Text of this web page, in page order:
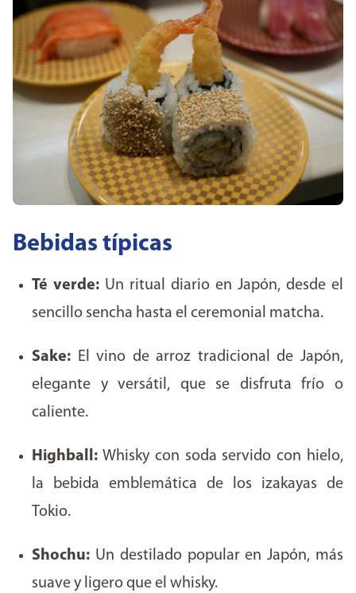
Bebidas típicas
Té verde: Un ritual diario en Japón, desde el
sencillo sencha hasta el ceremonial matcha.
Sake: El vino de arroz tradicional de Japón,
elegante y versátil, que se disfruta frío o
caliente.
Highball: Whisky con soda servido con hielo,
la bebida emblemática de los izakayas de
Tokio.
Shochu: Un destilado popular en Japón, más
suave y ligero que el whisky.